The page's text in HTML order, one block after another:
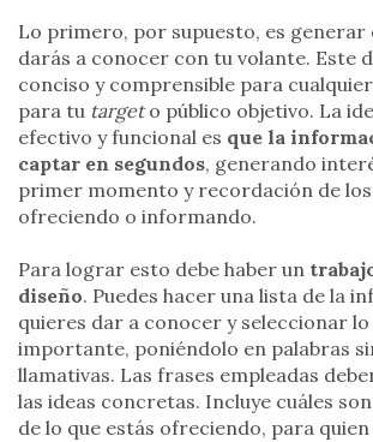
Lo primero, por supuesto, es generar
darás a conocer con tu volante. Este
conciso y comprensible para
para tu targeto público objetivo. La
efectivo y funcional es que la
captar en segundos, generando
primer momento y recordación de los
ofreciendo o informando.
Para lograr esto debe haber un
diseño. Puedes hacer una lista de la
quieres dar a conocer y seleccionar lo
importante, poniéndolo en palabras
llamativas. Las frases empleadas
las ideas concretas. Incluye cuáles
de lo que estás ofreciendo, para